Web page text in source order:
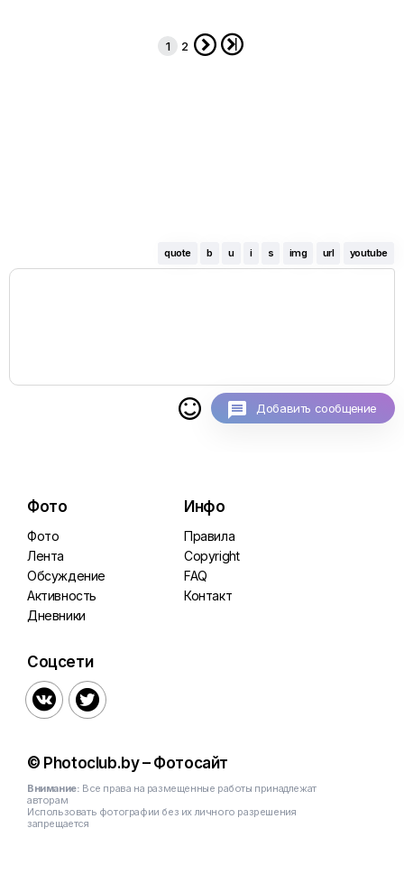
1 2  
quote b u i s img url youtube
 Добавить сообщение
Фото
Фото
Лента
Обсуждение
Активность
Дневники
Инфо
Правила
Copyright
FAQ
Контакт
Соцсети
 
© Photoclub.by – Фотосайт
Внимание: Все права на размещенные работы принадлежат
авторам
Использовать фотографии без их личного разрешения
запрещается